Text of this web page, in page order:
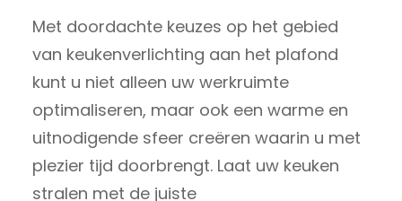
Met doordachte keuzes op het gebied
van keukenverlichting aan het plafond
kunt u niet alleen uw werkruimte
optimaliseren, maar ook een warme en
uitnodigende sfeer creëren waarin u met
plezier tijd doorbrengt. Laat uw keuken
stralen met de juiste